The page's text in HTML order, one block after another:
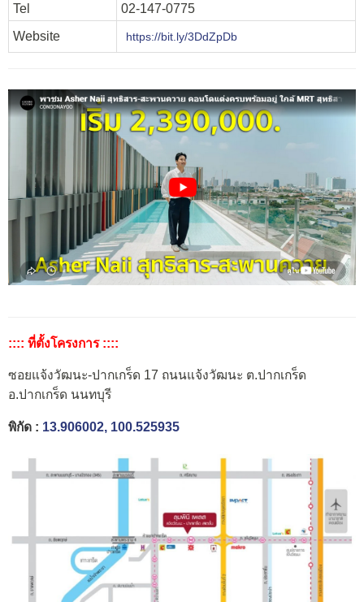
Tel
02-147-0775
Website
https://bit.ly/3DdZpDb
:::: ที่ตั้งโครงการ ::::
ซอยแจ้งวัฒนะ-ปากเกร็ด 17 ถนนแจ้งวัฒนะ ต.ปากเกร็ด
อ.ปากเกร็ด นนทบุรี
พิกัด : 13.906002, 100.525935